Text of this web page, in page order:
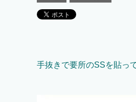
手抜きで要所のSSを貼っ